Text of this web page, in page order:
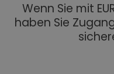
Wenn Sie mit
haben Sie